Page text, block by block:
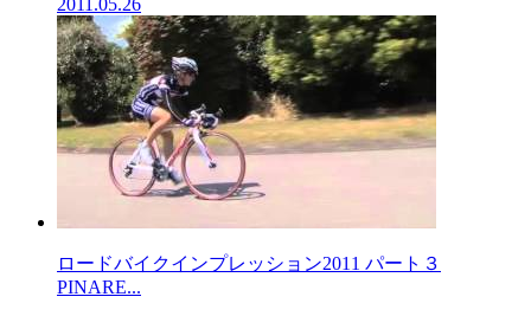
2011.05.26
ロードバイクインプレッション2011 パート３
PINARE...